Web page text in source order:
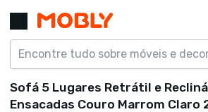
Sofá 5 Lugares Retrátil e
Ensacadas Couro Marrom Claro